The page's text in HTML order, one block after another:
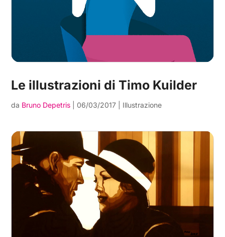
Le illustrazioni di Timo Kuilder
da Bruno Depetris 06/03/2017 Illustrazione